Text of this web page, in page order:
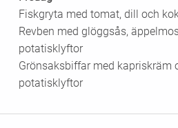
Fiskgryta med tomat, dill och
Revben med glöggsås,
potatisklyftor
Grönsaksbiffar med kapriskräm
potatisklyftor
Inläggsnavigering